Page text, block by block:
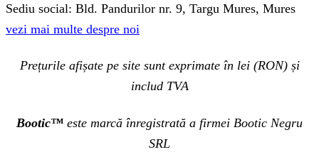
Sediu social: Bld. Pandurilor nr. 9, Targu Mures, Mures
vezi mai multe despre noi
Prețurile afișate pe site sunt exprimate în lei (RON) și
includ TVA
Bootic™ este marcă înregistrată a firmei Bootic Negru
SRL